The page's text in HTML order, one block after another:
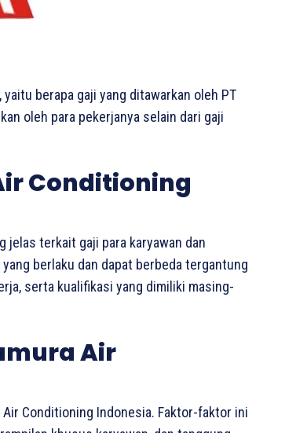
berapa gaji yang ditawarkan oleh PT
oleh para pekerjanya selain dari gaji
Conditioning
jelas terkait gaji para karyawan dan
berlaku dan dapat berbeda tergantung
serta kualifikasi yang dimiliki masing-
Air
Conditioning Indonesia. Faktor-faktor ini